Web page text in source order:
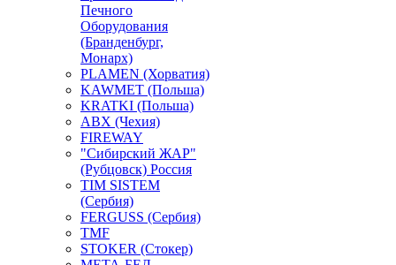
Печного
Оборудования
(Бранденбург,
Монарх)
PLAMEN (Хорватия)
KAWMET (Польша)
KRATKI (Польша)
ABX (Чехия)
FIREWAY
"Сибирский ЖАР"
(Рубцовск) Россия
TIM SISTEM
(Сербия)
FERGUSS (Сербия)
TMF
STOKER (Стокер)